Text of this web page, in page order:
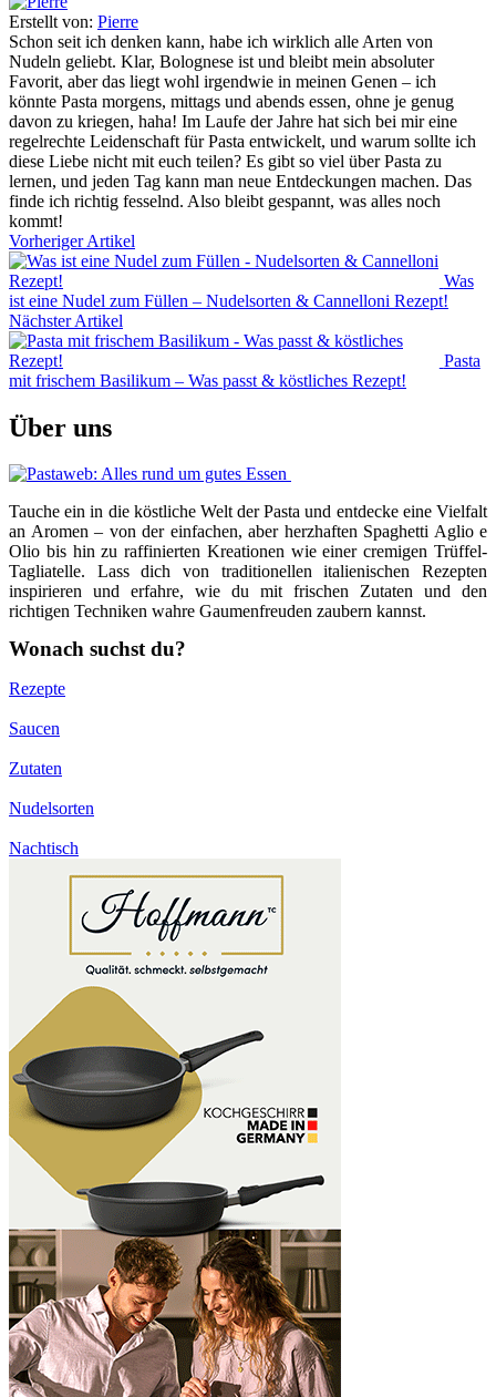
Erstellt von: Pierre
Schon seit ich denken kann, habe ich wirklich alle Arten von
Nudeln geliebt. Klar, Bolognese ist und bleibt mein absoluter
Favorit, aber das liegt wohl irgendwie in meinen Genen – ich
könnte Pasta morgens, mittags und abends essen, ohne je genug
davon zu kriegen, haha! Im Laufe der Jahre hat sich bei mir eine
regelrechte Leidenschaft für Pasta entwickelt, und warum sollte ich
diese Liebe nicht mit euch teilen? Es gibt so viel über Pasta zu
lernen, und jeden Tag kann man neue Entdeckungen machen. Das
finde ich richtig fesselnd. Also bleibt gespannt, was alles noch
kommt!
Vorheriger Artikel
Was
ist eine Nudel zum Füllen – Nudelsorten & Cannelloni Rezept!
Nächster Artikel
Pasta
mit frischem Basilikum – Was passt & köstliches Rezept!
Über uns
Tauche ein in die köstliche Welt der Pasta und entdecke eine Vielfalt
an Aromen – von der einfachen, aber herzhaften Spaghetti Aglio e
Olio bis hin zu raffinierten Kreationen wie einer cremigen Trüffel-
Tagliatelle. Lass dich von traditionellen italienischen Rezepten
inspirieren und erfahre, wie du mit frischen Zutaten und den
richtigen Techniken wahre Gaumenfreuden zaubern kannst.
Wonach suchst du?
Rezepte
Saucen
Zutaten
Nudelsorten
Nachtisch